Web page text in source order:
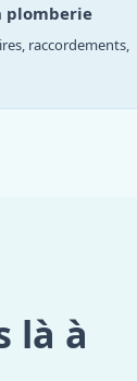
raccordements,
là à